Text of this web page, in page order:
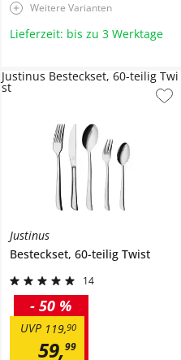
Weitere Varianten
Lieferzeit: bis zu 3 Werktage
Justinus
Besteckset, 60-teilig Twist
14
59,99
119,90
UVP
- 50 %
Justinus Besteckset, 60-teilig Twi
st